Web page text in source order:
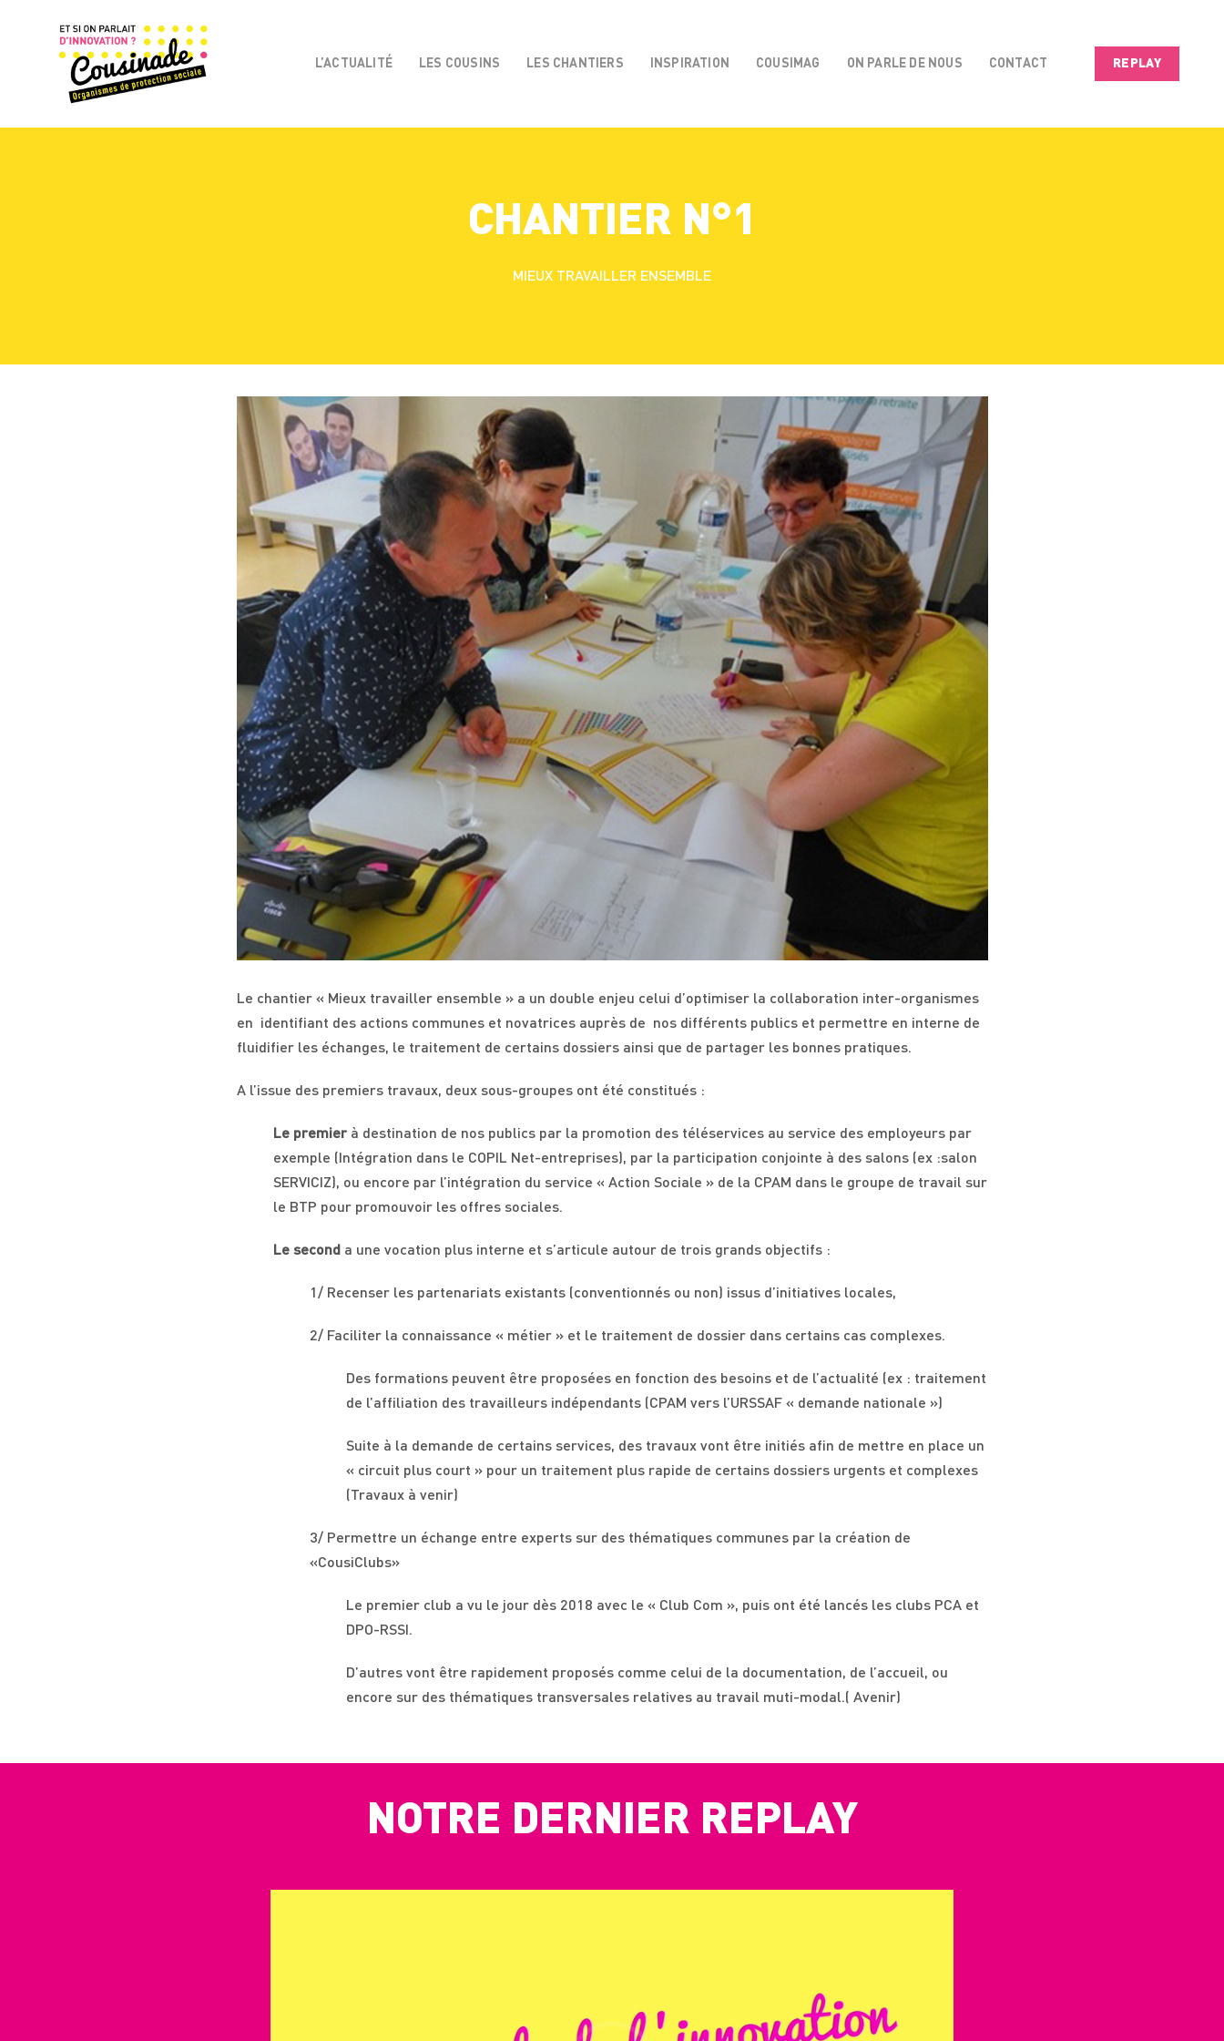
L’ACTUALITÉ LES COUSINS LES CHANTIERS INSPIRATION COUSIMAG ON PARLE DE NOUS CONTACT REPLAY
CHANTIER N°1
MIEUX TRAVAILLER ENSEMBLE
Le chantier « Mieux travailler ensemble » a un double enjeu celui d’optimiser la collaboration inter-organismes
en identifiant des actions communes et novatrices auprès de nos différents publics et permettre en interne de
fluidifier les échanges, le traitement de certains dossiers ainsi que de partager les bonnes pratiques.
A l’issue des premiers travaux, deux sous-groupes ont été constitués :
Le premierà destination de nos publics par la promotion des téléservices au service des employeurs par
exemple (Intégration dans le COPIL Net-entreprises), par la participation conjointe à des salons (ex :salon
SERVICIZ), ou encore par l’intégration du service « Action Sociale » de la CPAM dans le groupe de travail sur
le BTP pour promouvoir les offres sociales.
Le second a une vocation plus interne et s’articule autour de trois grands objectifs :
1/ Recenser les partenariats existants (conventionnés ou non) issus d’initiatives locales,
2/ Faciliter la connaissance « métier » et le traitement de dossier dans certains cas complexes.
Des formations peuvent être proposées en fonction des besoins et de l’actualité (ex : traitement
de l’affiliation des travailleurs indépendants (CPAM vers l’URSSAF « demande nationale »)
Suite à la demande de certains services, des travaux vont être initiés afin de mettre en place un
« circuit plus court » pour un traitement plus rapide de certains dossiers urgents et complexes
(Travaux à venir)
3/ Permettre un échange entre experts sur des thématiques communes par la création de
«CousiClubs»
Le premier club a vu le jour dès 2018 avec le « Club Com », puis ont été lancés les clubs PCA et
DPO-RSSI.
D’autres vont être rapidement proposés comme celui de la documentation, de l’accueil, ou
encore sur des thématiques transversales relatives au travail muti-modal.( Avenir)
NOTRE DERNIER REPLAY